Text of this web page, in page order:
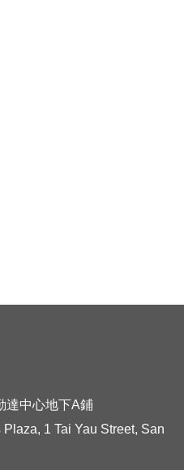
達中心地下A鋪
1 Tai Yau Street, San